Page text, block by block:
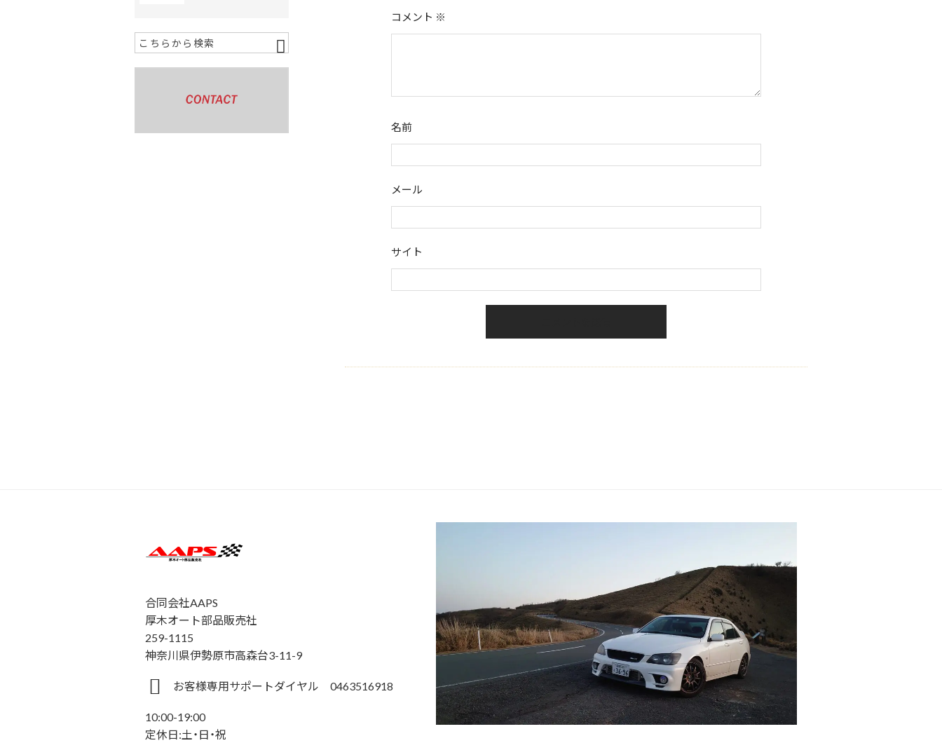
コメント ※
名前
メール
サイト
合同会社AAPS
厚木オート部品販売社
259-1115
神奈川県伊勢原市高森台3-11-9
お客様専用サポートダイヤル 0463516918
10:00-19:00
定休日:土・日・祝